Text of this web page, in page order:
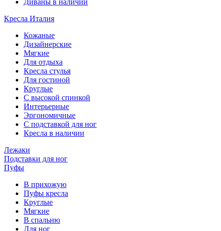
Диваны в наличии
Кресла Италия
Кожаные
Дизайнерские
Мягкие
Для отдыха
Кресла стулья
Для гостиной
Круглые
С высокой спинкой
Интерьерные
Эргономичные
С подставкой для ног
Кресла в наличии
Лежаки
Подставки для ног
Пуфы
В прихожую
Пуфы кресла
Круглые
Мягкие
В спальню
Для ног